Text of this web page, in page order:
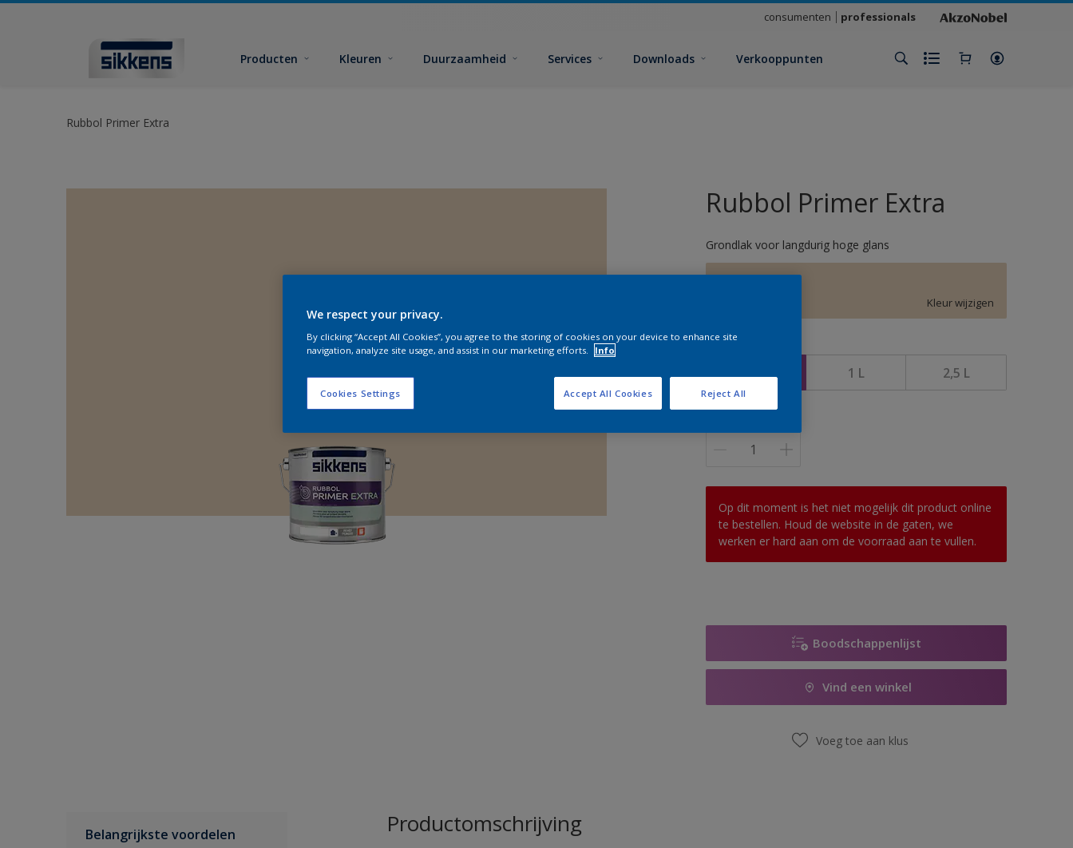
consumenten professionals
Producten Kleuren Duurzaamheid Services Downloads Verkooppunten
Rubbol Primer Extra
Rubbol Primer Extra
Grondlak voor langdurig hoge glans
Kleur wijzigen
0,5 L 1 L 2,5 L
Op dit moment is het niet mogelijk dit product online
te bestellen. Houd de website in de gaten, we
werken er hard aan om de voorraad aan te vullen.
Boodschappenlijst
Vind een winkel
Voeg toe aan klus
Belangrijkste voordelen Productomschrijving
We respect your privacy.
By clicking “Accept All Cookies”, you agree to the storing of cookies on your device to enhance site
navigation, analyze site usage, and assist in our marketing efforts.
Info
Cookies Settings Reject All
Accept All Cookies